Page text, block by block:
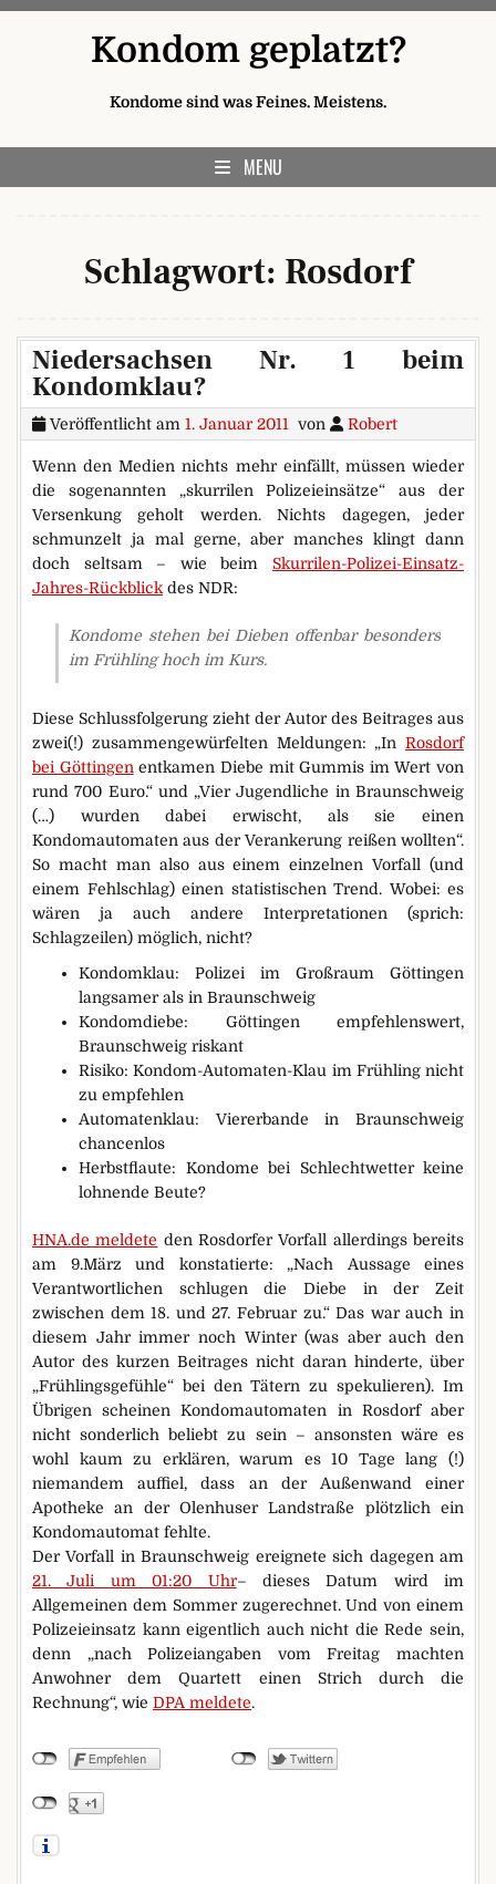
Kondom geplatzt?
Kondome sind was Feines. Meistens.
MENU
Schlagwort: Rosdorf
Niedersachsen Nr. 1 beim
Kondomklau?
Veröffentlicht am 1. Januar 2011 von Robert
Wenn den Medien nichts mehr einfällt, müssen wieder
die sogenannten „skurrilen Polizeieinsätze“ aus der
Versenkung geholt werden. Nichts dagegen, jeder
schmunzelt ja mal gerne, aber manches klingt dann
doch seltsam – wie beim Skurrilen-Polizei-Einsatz-
Jahres-Rückblick des NDR:
Kondome stehen bei Dieben offenbar besonders
im Frühling hoch im Kurs.
Diese Schlussfolgerung zieht der Autor des Beitrages aus
zwei(!) zusammengewürfelten Meldungen: „In Rosdorf
bei Göttingen entkamen Diebe mit Gummis im Wert von
rund 700 Euro.“ und „Vier Jugendliche in Braunschweig
(…) wurden dabei erwischt, als sie einen
Kondomautomaten aus der Verankerung reißen wollten“.
So macht man also aus einem einzelnen Vorfall (und
einem Fehlschlag) einen statistischen Trend. Wobei: es
wären ja auch andere Interpretationen (sprich:
Schlagzeilen) möglich, nicht?
Kondomklau: Polizei im Großraum Göttingen
langsamer als in Braunschweig
Kondomdiebe: Göttingen empfehlenswert,
Braunschweig riskant
Risiko: Kondom-Automaten-Klau im Frühling nicht
zu empfehlen
Automatenklau: Viererbande in Braunschweig
chancenlos
Herbstflaute: Kondome bei Schlechtwetter keine
lohnende Beute?
HNA.de meldete den Rosdorfer Vorfall allerdings bereits
am 9.März und konstatierte: „Nach Aussage eines
Verantwortlichen schlugen die Diebe in der Zeit
zwischen dem 18. und 27. Februar zu.“ Das war auch in
diesem Jahr immer noch Winter (was aber auch den
Autor des kurzen Beitrages nicht daran hinderte, über
„Frühlingsgefühle“ bei den Tätern zu spekulieren). Im
Übrigen scheinen Kondomautomaten in Rosdorf aber
nicht sonderlich beliebt zu sein – ansonsten wäre es
wohl kaum zu erklären, warum es 10 Tage lang (!)
niemandem auffiel, dass an der Außenwand einer
Apotheke an der Olenhuser Landstraße plötzlich ein
Kondomautomat fehlte.
Der Vorfall in Braunschweig ereignete sich dagegen am
21. Juli um 01:20 Uhr– dieses Datum wird im
Allgemeinen dem Sommer zugerechnet. Und von einem
Polizeieinsatz kann eigentlich auch nicht die Rede sein,
denn „nach Polizeiangaben vom Freitag machten
Anwohner dem Quartett einen Strich durch die
Rechnung“, wie DPA meldete.